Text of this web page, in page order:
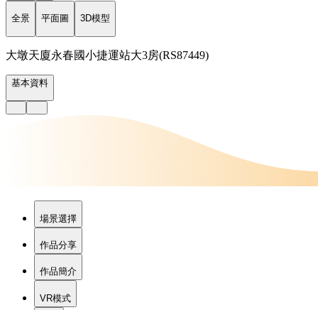
全景 平面圖 3D模型
大墩天廈永春國小捷運站大3房(RS87449)
基本資料
場景選擇
作品分享
作品簡介
VR模式